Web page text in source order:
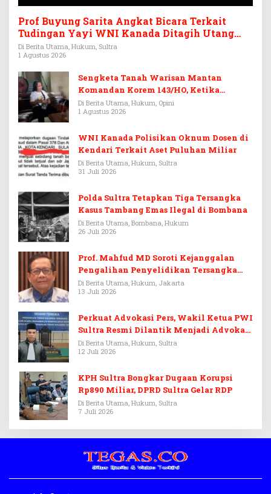
Prof Buyung Sarita Angkat Bicara Terkait
Tudingan Yayi WNI Kanada Ditagih Utang
Rp3,6 Miliar
Di Berita Utama, Hukum, Sultra
1 Agustus 2026
Sengketa Tanah Warisan Mantan
Komandan Korem 143/HO, Ketika
Warisan Menjadi Arena Pemerasan
Di Berita Utama, Hukum, Opini
1 Agustus 2026
WNI Kanada Polisikan Oknum Dosen di
Kendari Terkait Aset Puluhan Miliar
Di Berita Utama, Hukum, Sultra
31 Juli 2026
Polda Sultra Tetapkan Tiga Tersangka
Kasus Tambang Emas Ilegal di Bombana
Di Berita Utama, Bombana, Hukum
26 Juli 2026
Prof. Mahfud MD Soroti Kejanggalan
Pengalihan Penyelidikan Tersangka
Febrie Adriansyah
Di Berita Utama, Hukum, Jakarta
13 Juli 2026
Perkuat Advokasi Pers, Wakil Ketua PWI
Sultra Resmi Dilantik Menjadi Advokat
PERADI
Di Berita Utama, Hukum, Sultra
12 Juli 2026
KPH Sultra Bongkar Dugaan Korupsi
Rp890 Miliar, DPRD Sultra Gelar RDP
Di Berita Utama, Hukum, Sultra
7 Juli 2026